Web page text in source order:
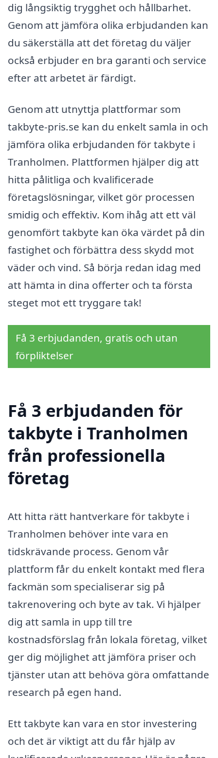
dig långsiktig trygghet och hållbarhet.
Genom att jämföra olika erbjudanden kan
du säkerställa att det företag du väljer
också erbjuder en bra garanti och service
efter att arbetet är färdigt.
Genom att utnyttja plattformar som
takbyte-pris.se kan du enkelt samla in och
jämföra olika erbjudanden för takbyte i
Tranholmen. Plattformen hjälper dig att
hitta pålitliga och kvalificerade
företagslösningar, vilket gör processen
smidig och effektiv. Kom ihåg att ett väl
genomfört takbyte kan öka värdet på din
fastighet och förbättra dess skydd mot
väder och vind. Så börja redan idag med
att hämta in dina offerter och ta första
steget mot ett tryggare tak!
Få 3 erbjudanden, gratis och utan
förpliktelser
Få 3 erbjudanden för
takbyte i Tranholmen
från professionella
företag
Att hitta rätt hantverkare för takbyte i
Tranholmen behöver inte vara en
tidskrävande process. Genom vår
plattform får du enkelt kontakt med flera
fackmän som specialiserar sig på
takrenovering och byte av tak. Vi hjälper
dig att samla in upp till tre
kostnadsförslag från lokala företag, vilket
ger dig möjlighet att jämföra priser och
tjänster utan att behöva göra omfattande
research på egen hand.
Ett takbyte kan vara en stor investering
och det är viktigt att du får hjälp av